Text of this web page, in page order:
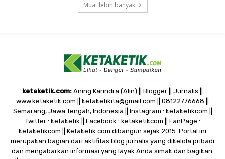
Muat lebih banyak
ketaketik.com: Aning Karindra (Alin) || Blogger || Jurnalis ||
www.ketaketik.com || ketaketikita@gmail.com || 08122776668 ||
Semarang, Jawa Tengah, Indonesia || Instagram : ketaketikcom ||
Twitter : ketaketik || Facebook : ketaketikcom || FanPage :
ketaketikcom || Ketaketik.com dibangun sejak 2015. Portal ini
merupakan bagian dari aktifitas blog jurnalis yang dikelola pribadi
dan mengabarkan informasi yang layak Anda simak dan bagikan.